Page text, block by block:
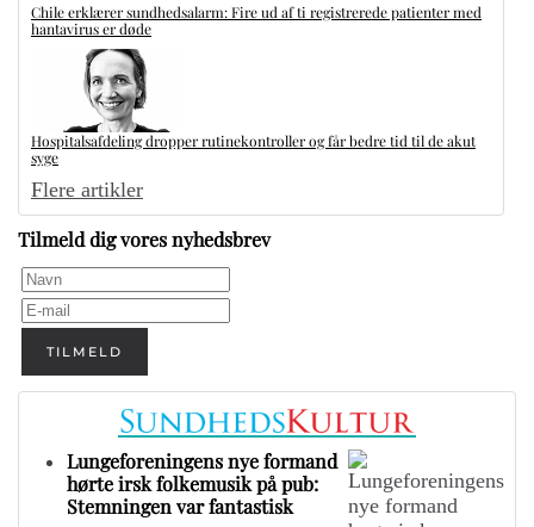
Chile erklærer sundhedsalarm: Fire ud af ti registrerede patienter med
hantavirus er døde
Hospitalsafdeling dropper rutinekontroller og får bedre tid til de akut
syge
Flere artikler
Tilmeld dig vores nyhedsbrev
TILMELD
Lungeforeningens nye formand
hørte irsk folkemusik på pub:
Stemningen var fantastisk